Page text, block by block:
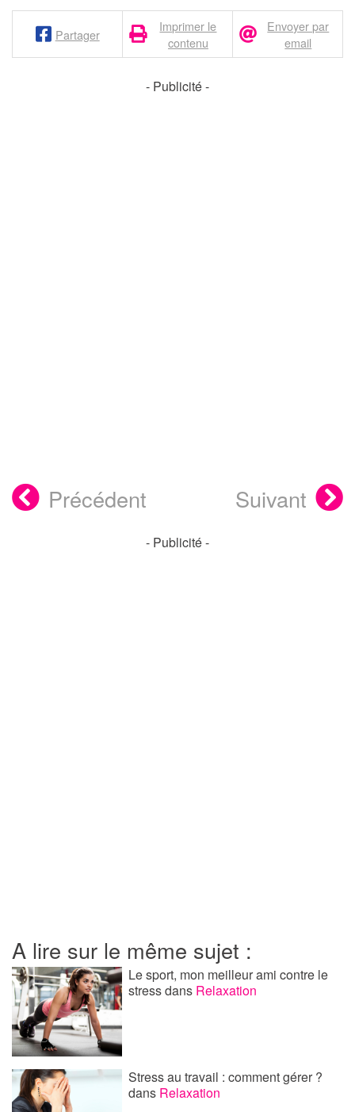
Partager
Imprimer le
contenu
Envoyer par
email
- Publicité -
Précédent Suivant
- Publicité -
A lire sur le même sujet :
Le sport, mon meilleur ami contre le
stressdans Relaxation
Stress au travail : comment gérer ?
dans Relaxation